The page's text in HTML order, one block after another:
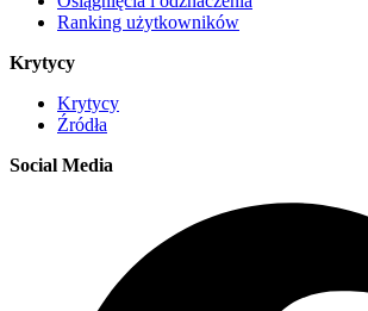
Ranking użytkowników
Krytycy
Krytycy
Źródła
Social Media